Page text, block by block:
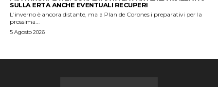
SULLA ERTA ANCHE EVENTUALI RECUPERI
L'inverno è ancora distante, ma a Plan de Corones i preparativi per la
prossima...
5 Agosto 2026